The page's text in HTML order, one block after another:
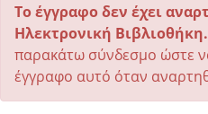
Το έγγραφο δεν έχει
Ηλεκτρονική Βιβλιοθήκη.
παρακάτω σύνδεσμο ώστε
έγγραφο αυτό όταν